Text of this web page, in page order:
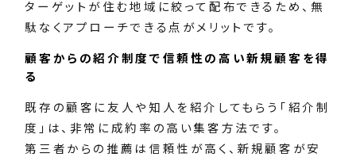
ターゲットが住む地域に絞って配布できるため、無
駄なくアプローチできる点がメリットです。
顧客からの紹介制度で信頼性の高い新規顧客を得
る
既存の顧客に友人や知人を紹介してもらう「紹介制
度」は、非常に成約率の高い集客方法です。
第三者からの推薦は信頼性が高く、新規顧客が安